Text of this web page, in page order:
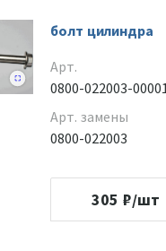
болт цилиндра
Арт.
0800-022003-
Арт. замены
0800-022003
305 ₽/шт